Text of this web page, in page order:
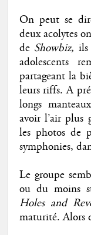
On peut se
deux acolytes
de Showbiz, ils
adolescents
partageant la
leurs riffs. A
longs
avoir l’air plus
les photos de
symphonies,
Le groupe
ou du moins
Holes and
maturité. Alors